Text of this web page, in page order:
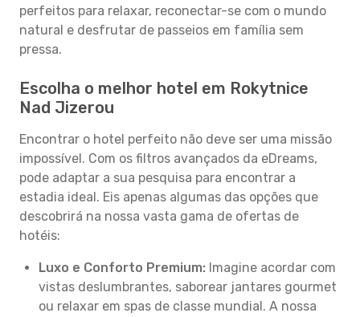
perfeitos para relaxar, reconectar-se com o mundo
natural e desfrutar de passeios em família sem
pressa.
Escolha o melhor hotel em Rokytnice
Nad Jizerou
Encontrar o hotel perfeito não deve ser uma missão
impossível. Com os filtros avançados da eDreams,
pode adaptar a sua pesquisa para encontrar a
estadia ideal. Eis apenas algumas das opções que
descobrirá na nossa vasta gama de ofertas de
hotéis:
Luxo e Conforto Premium: Imagine acordar com
vistas deslumbrantes, saborear jantares gourmet
ou relaxar em spas de classe mundial. A nossa